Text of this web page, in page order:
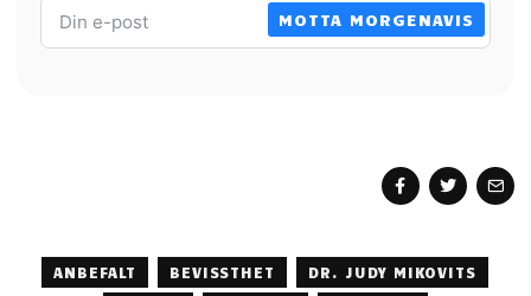
MOTTA MORGENAVIS
ANBEFALT BEVISSTHET
DR. JUDY MIKOVITS